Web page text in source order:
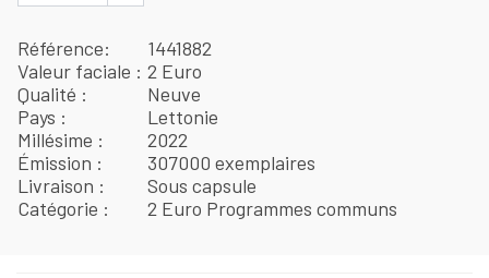
Référence
1441882
Valeur faciale
2 Euro
Qualité
Neuve
Pays
Lettonie
Millésime
2022
Émission
307000 exemplaires
Livraison
Sous capsule
Catégorie
2 Euro Programmes communs